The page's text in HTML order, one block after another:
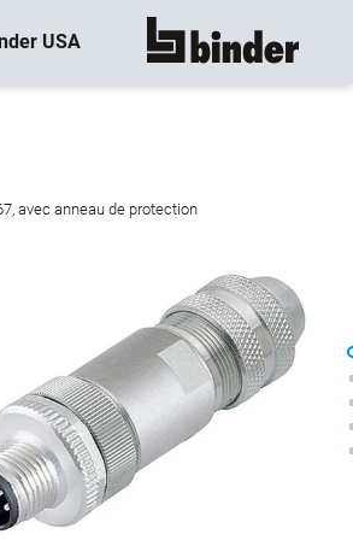
USA montre tout
avec anneau de protection